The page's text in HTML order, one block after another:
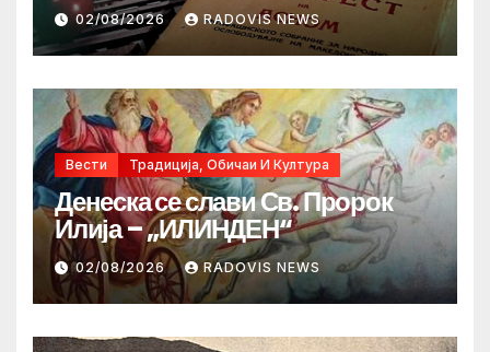
02/08/2026 RADOVIS NEWS
Вести Традиција, Обичаи И Култура
Денеска се слави Св. Пророк
Илија – „ИЛИНДЕН“
02/08/2026 RADOVIS NEWS